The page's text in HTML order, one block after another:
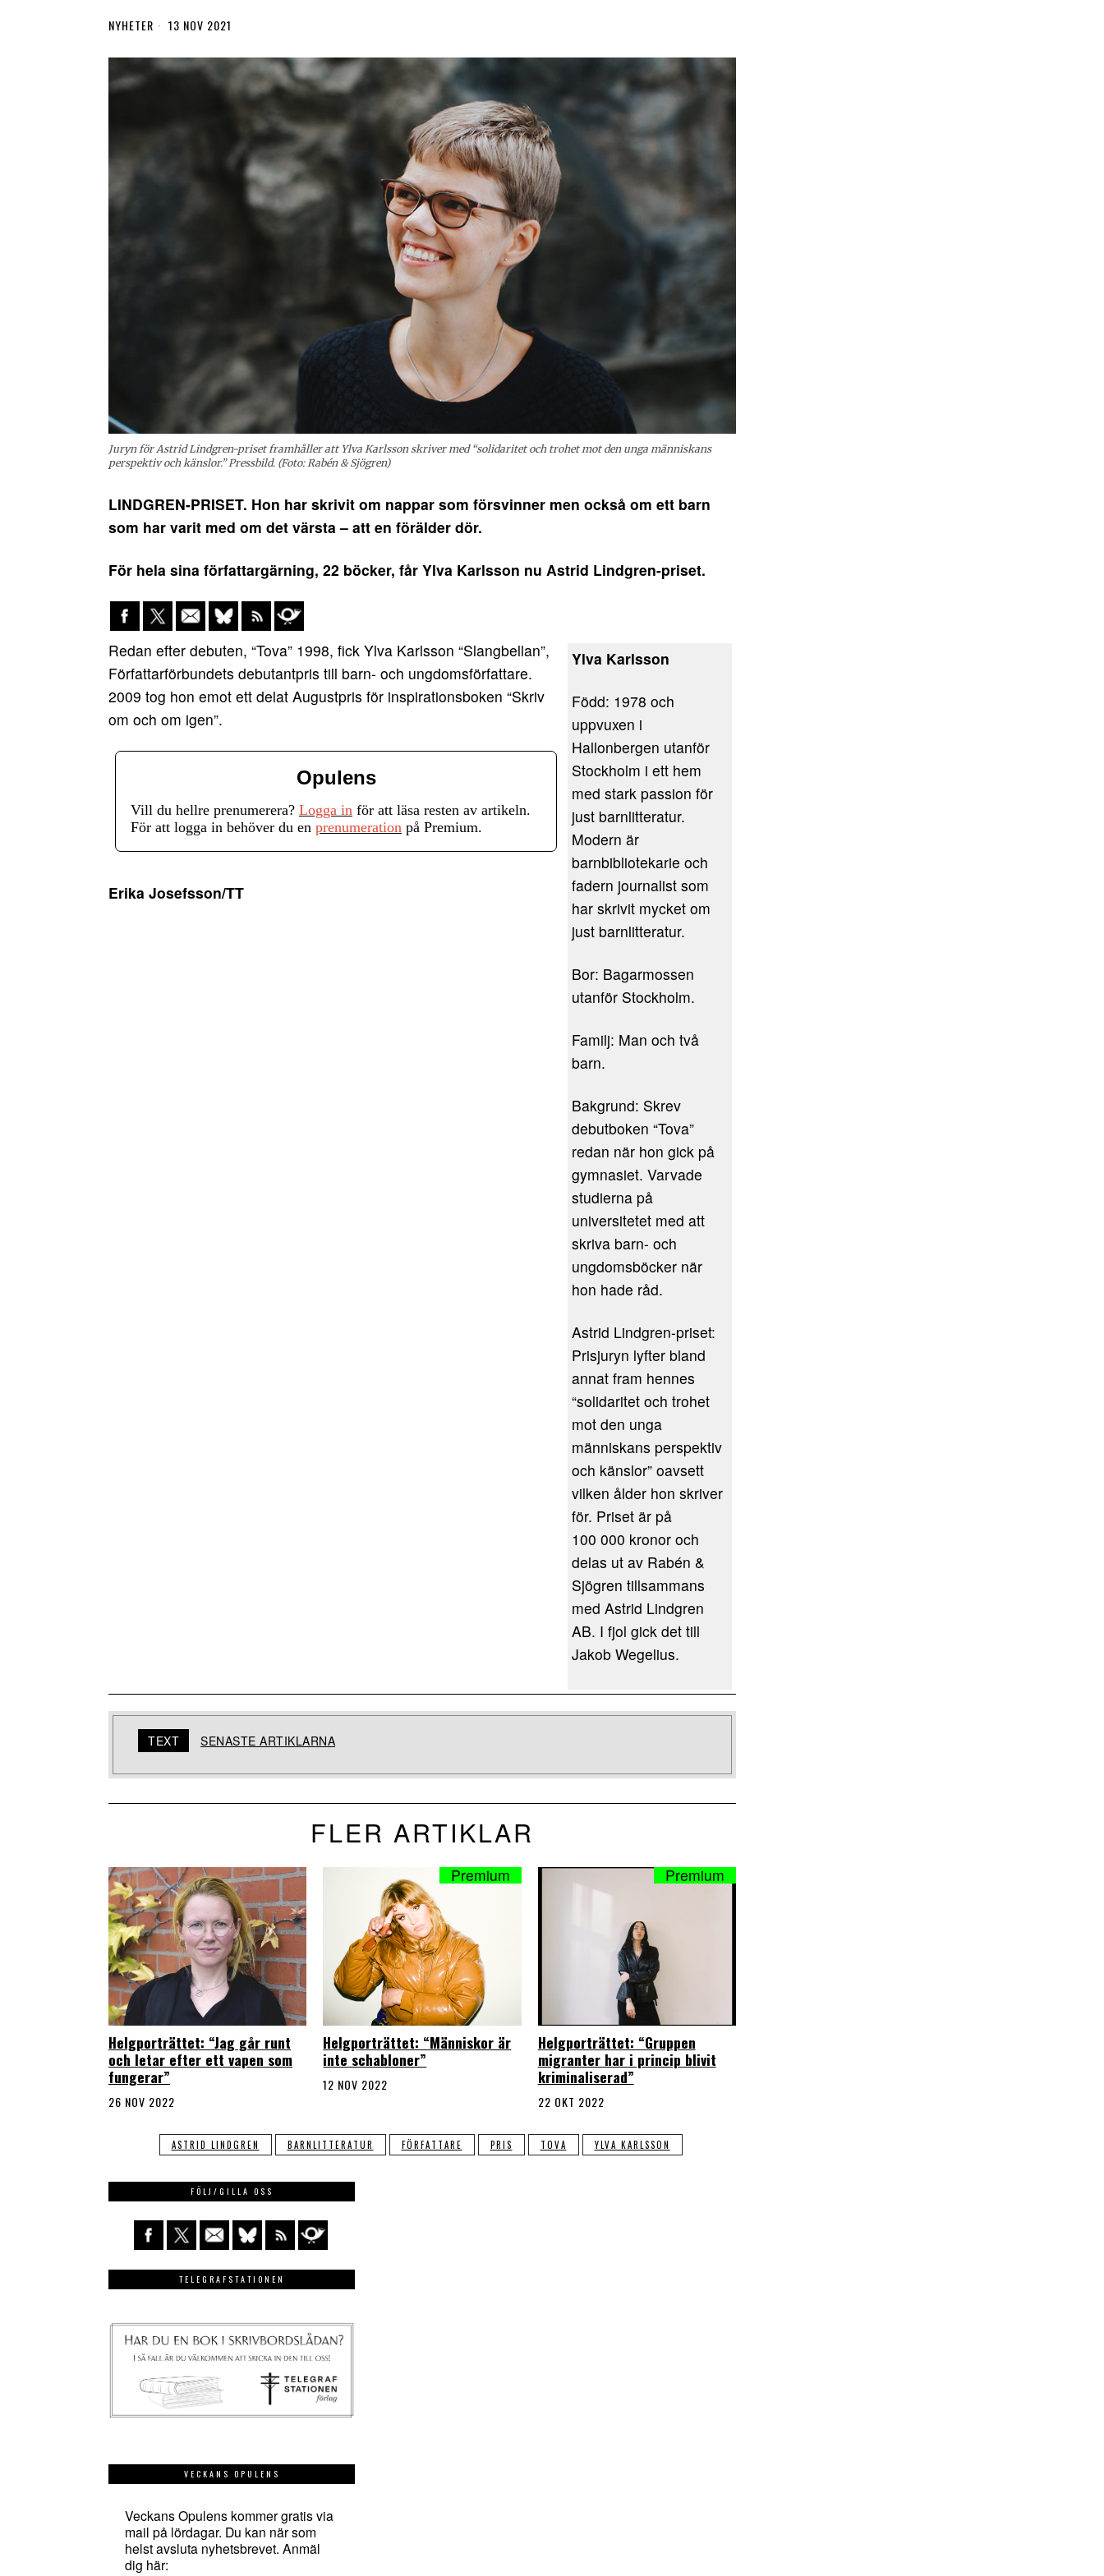
NYHETER 13 NOV 2021
Juryn för Astrid Lindgren-priset framhåller att Ylva Karlsson skriver med “solidaritet och trohet mot den unga människans
perspektiv och känslor.” Pressbild. (Foto: Rabén & Sjögren)
LINDGREN-PRISET. Hon har skrivit om nappar som försvinner men också om ett barn
som har varit med om det värsta – att en förälder dör.
För hela sina författargärning, 22 böcker, får Ylva Karlsson nu Astrid Lindgren-priset.
Ylva Karlsson
Född: 1978 och
uppvuxen i
Hallonbergen utanför
Stockholm i ett hem
med stark passion för
just barnlitteratur.
Modern är
barnbibliotekarie och
fadern journalist som
har skrivit mycket om
just barnlitteratur.
Bor: Bagarmossen
utanför Stockholm.
Familj: Man och två
barn.
Bakgrund: Skrev
debutboken “Tova”
redan när hon gick på
gymnasiet. Varvade
studierna på
universitetet med att
skriva barn- och
ungdomsböcker när
hon hade råd.
Astrid Lindgren-priset:
Prisjuryn lyfter bland
annat fram hennes
“solidaritet och trohet
mot den unga
människans perspektiv
och känslor” oavsett
vilken ålder hon skriver
för. Priset är på
100 000 kronor och
delas ut av Rabén &
Sjögren tillsammans
med Astrid Lindgren
AB. I fjol gick det till
Jakob Wegelius.
Redan efter debuten, “Tova” 1998, fick Ylva Karlsson “Slangbellan”,
Författarförbundets debutantpris till barn- och ungdomsförfattare.
2009 tog hon emot ett delat Augustpris för inspirationsboken “Skriv
om och om igen”.
Opulens
Vill du hellre prenumerera? Logga in för att läsa resten av artikeln.
För att logga in behöver du en prenumeration på Premium.
Erika Josefsson/TT
TEXT SENASTE ARTIKLARNA
FLER ARTIKLAR
Helgporträttet: “Jag går runt
och letar efter ett vapen som
fungerar”
26 NOV 2022
Helgporträttet: “Människor är
inte schabloner”
12 NOV 2022
Helgporträttet: “Gruppen
migranter har i princip blivit
kriminaliserad”
22 OKT 2022
ASTRID LINDGREN BARNLITTERATUR FÖRFATTARE PRIS TOVA YLVA KARLSSON
FÖLJ/GILLA OSS
TELEGRAFSTATIONEN
VECKANS OPULENS
Veckans Opulens kommer gratis via
mail på lördagar. Du kan när som
helst avsluta nyhetsbrevet. Anmäl
dig här: